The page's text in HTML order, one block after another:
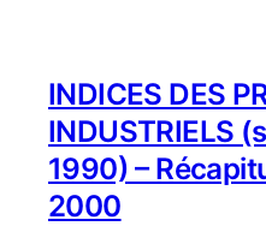
INDICES DES
INDUSTRIELS
1990) –
2000